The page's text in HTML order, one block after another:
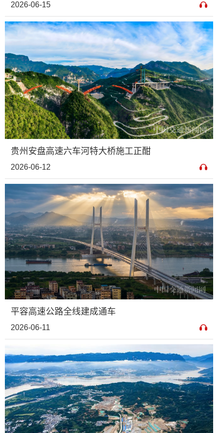
2026-06-15
贵州安盘高速六车河特大桥施工正酣
2026-06-12
平容高速公路全线建成通车
2026-06-11